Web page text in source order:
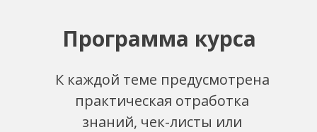
Программа курса
К каждой теме предусмотрена
практическая отработка
знаний, чек-листы или